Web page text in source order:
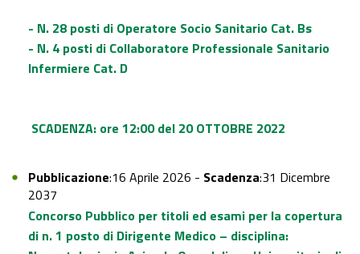
- N. 28 posti di Operatore Socio Sanitario Cat. Bs
- N. 4 posti di Collaboratore Professionale Sanitario
Infermiere Cat. D
SCADENZA: ore 12:00 del 20 OTTOBRE 2022
Pubblicazione:16 Aprile 2026 - Scadenza:31 Dicembre
2037
Concorso Pubblico per titoli ed esami per la copertura
di n. 1 posto di Dirigente Medico – disciplina: